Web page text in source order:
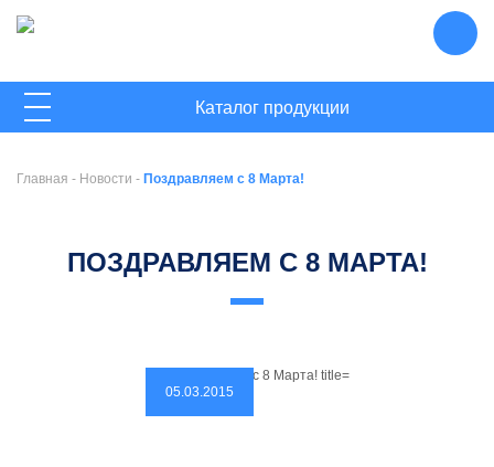
ГЛАВНАЯ
Каталог продукции
Главная - Новости - Поздравляем с 8 Марта!
ПОЗДРАВЛЯЕМ С 8 МАРТА!
05.03.2015